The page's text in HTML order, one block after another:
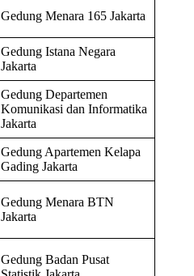
Gedung Menara 165 Jakarta
Gedung Istana Negara
Jakarta
Gedung Departemen
Komunikasi dan Informatika
Jakarta
Gedung Apartemen Kelapa
Gading Jakarta
Gedung Menara BTN
Jakarta
Gedung Badan Pusat